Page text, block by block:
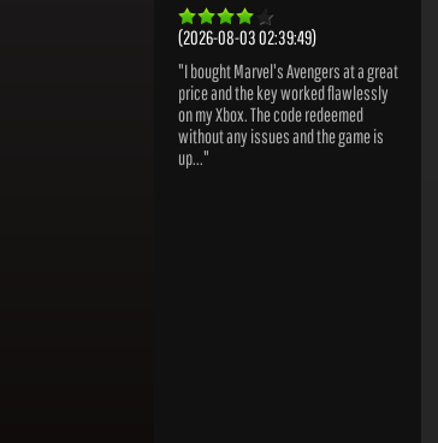
(2026-08-03 02:39:49)
"I bought Marvel's Avengers at a great
price and the key worked flawlessly
on my Xbox. The code redeemed
without any issues and the game is
up..."